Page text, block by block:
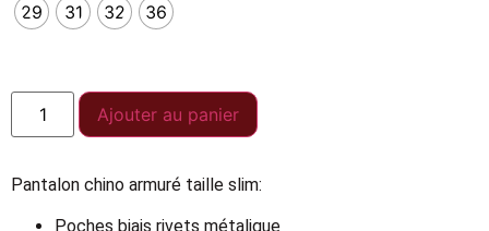
29 31 32 36
Ajouter au panier
Pantalon chino armuré taille slim:
Poches biais rivets métalique